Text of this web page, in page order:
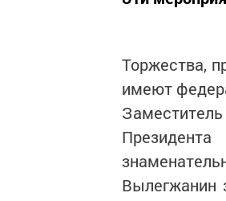
Торжества,
имеют
Вылегжанин